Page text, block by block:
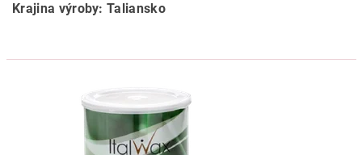
Krajina výroby: Taliansko